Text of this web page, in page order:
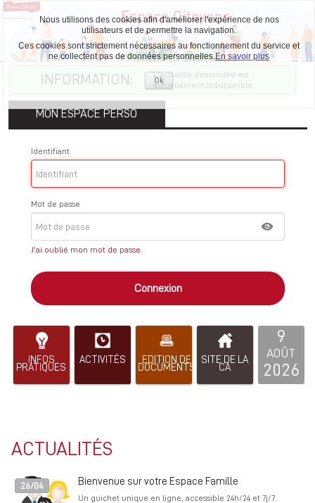
Nous utilisons des cookies afin d'améliorer l'expérience de nos
utilisateurs et de permettre la navigation.
Ces cookies sont strictement nécessaires au fonctionnement du service et
ne collectent pas de données personnelles.En savoir plus
Ok
Accepter
les
cookies
INFORMATION:
L'actualité demandée est
actuellement indisponible.
MON ESPACE PERSO
Identifiant
Mot de passe
J'ai oublié mon mot de passe.
INFOS
PRATIQUES
ACTIVITÉS EDITION DE
DOCUMENTS
SITE DE LA
CA
9
AOÛT
2026
ACTUALITÉS
26/04 Bienvenue sur votre Espace Famille
Un guichet unique en ligne, accessible 24h/24 et 7j/7.